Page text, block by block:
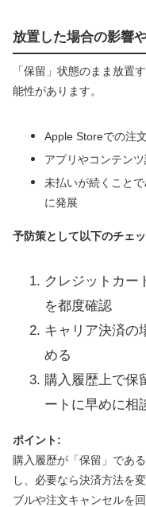
放置した場合の影響
「保留」状態のまま放置
能性があります。
Apple Storeでの注
アプリやコンテン
未払いが続くこと
に発展
予防策として以下のチェ
クレジットカー
を都度確認
キャリア決済の
める
購入履歴上で保
ートに早めに相
ポイント:
購入履歴が「保留」であ
し、必要なら決済方法を
ブルや注文キャンセルを